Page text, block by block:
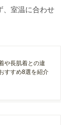
、室温に合わせ
や長肌着との違
すすめ8選を紹介